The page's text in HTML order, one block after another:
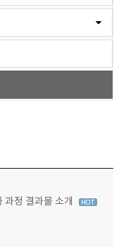
정 결과물 소개